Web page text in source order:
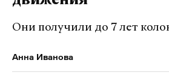
Подпишитесь на Daily
Они получили до 7 лет
Анна Иванова